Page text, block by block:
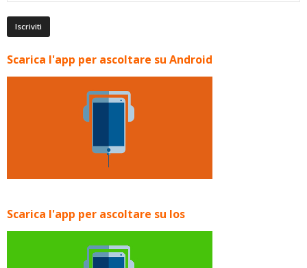
Scarica l'app per ascoltare su Android
Scarica l'app per ascoltare su Ios